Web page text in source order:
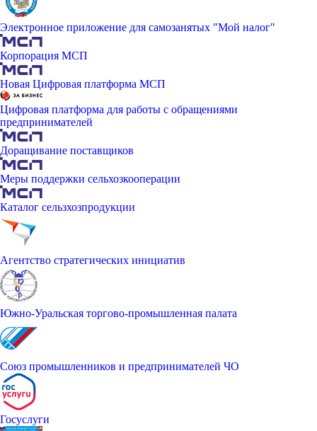
Электронное приложение для самозанятых "Мой налог"
Корпорация МСП
Новая Цифровая платформа МСП
Цифровая платформа для работы с обращениями
предпринимателей
Доращивание поставщиков
Меры поддержки сельхозкооперации
Каталог сельзхозпродукции
Агентство стратегических инициатив
Южно-Уральская торгово-промышленная палата
Союз промышленников и предпринимателей ЧО
Госуслуги